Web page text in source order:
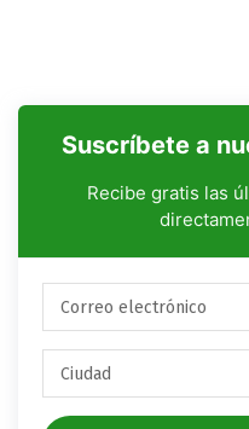
Suscríbete a
Recibe gratis las